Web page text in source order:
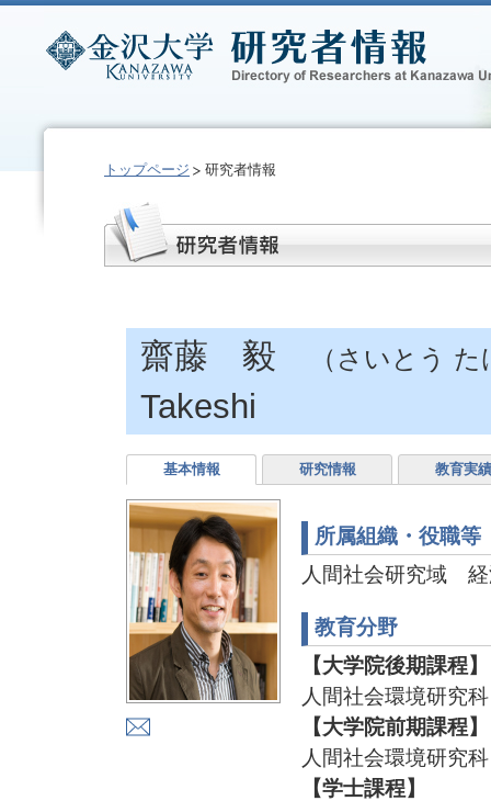
トップページ 研究者情報
齋藤 毅 （さいとう
Takeshi
基本情報 研究情報 教育実績
所属組織・役職等
人間社会研究域
教育分野
【大学院後期課程】
人間社会環境研究
【大学院前期課程】
人間社会環境研究
【学士課程】